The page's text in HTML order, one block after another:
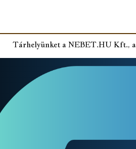
Tárhelyünket a NEBET.HU Kft., a